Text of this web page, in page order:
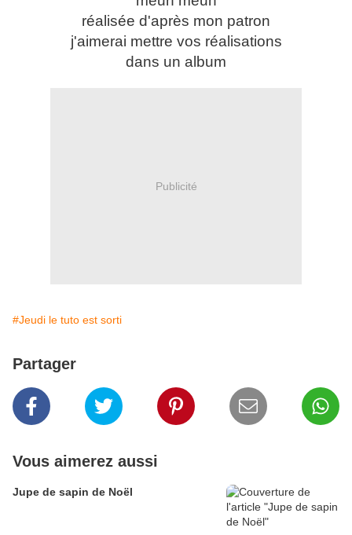
réalisée d'après mon patron
j'aimerai mettre vos réalisations
dans un album
Publicité
#Jeudi le tuto est sorti
Partager
Vous aimerez aussi
Jupe de sapin de Noël